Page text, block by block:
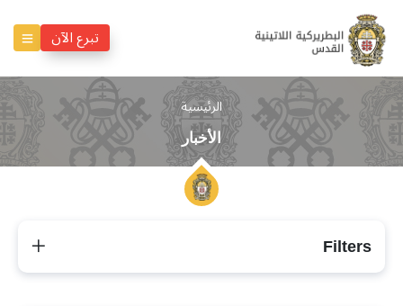
تبرع الآن
الرئيسية
الأخبار
Filters